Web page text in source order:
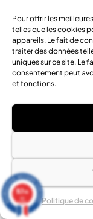
Pour offrir les
telles que les cookies
appareils. Le fait de
traiter des données
uniques sur ce site. Le
consentement peut
et fonctions.
Politique de
9.7 /10
142
reviews